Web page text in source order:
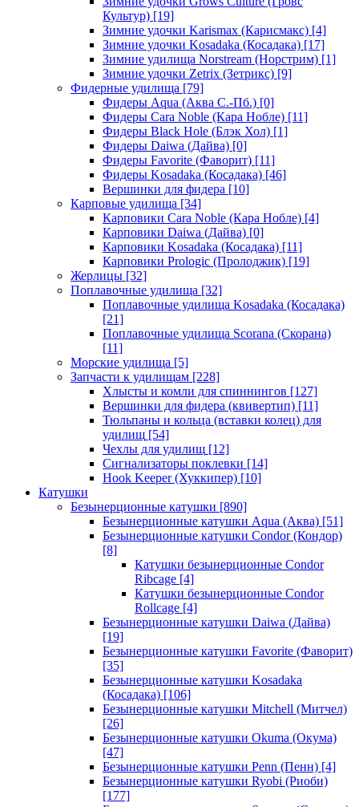
Культур) [19]
Зимние удочки Karismax (Карисмакс) [4]
Зимние удочки Kosadaka (Косадака) [17]
Зимние удилища Norstream (Норстрим) [1]
Зимние удочки Zetrix (Зетрикс) [9]
Фидерные удилища [79]
Фидеры Aqua (Аква С.-Пб.) [0]
Фидеры Cara Noble (Кара Нобле) [11]
Фидеры Black Hole (Блэк Хол) [1]
Фидеры Daiwa (Дайва) [0]
Фидеры Favorite (Фаворит) [11]
Фидеры Kosadaka (Косадака) [46]
Вершинки для фидера [10]
Карповые удилища [34]
Карповики Cara Noble (Кара Нобле) [4]
Карповики Daiwa (Дайва) [0]
Карповики Kosadaka (Косадака) [11]
Карповики Prologic (Пролоджик) [19]
Жерлицы [32]
Поплавочные удилища [32]
Поплавочные удилища Kosadaka (Косадака)
[21]
Поплавочные удилища Scorana (Скорана)
[11]
Морские удилища [5]
Запчасти к удилищам [228]
Хлысты и комли для спиннингов [127]
Вершинки для фидера (квивертип) [11]
Тюльпаны и кольца (вставки колец) для
удилищ [54]
Чехлы для удилищ [12]
Сигнализаторы поклевки [14]
Hook Keeper (Хуккипер) [10]
Катушки
Безынерционные катушки [890]
Безынерционные катушки Aqua (Аква) [51]
Безынерционные катушки Condor (Кондор)
[8]
Катушки безынерционные Condor
Ribcage [4]
Катушки безынерционные Condor
Rollcage [4]
Безынерционные катушки Daiwa (Дайва)
[19]
Безынерционные катушки Favorite (Фаворит)
[35]
Безынерционные катушки Kosadaka
(Косадака) [106]
Безынерционные катушки Mitchell (Митчел)
[26]
Безынерционные катушки Okuma (Окума)
[47]
Безынерционные катушки Penn (Пенн) [4]
Безынерционные катушки Ryobi (Риоби)
[177]